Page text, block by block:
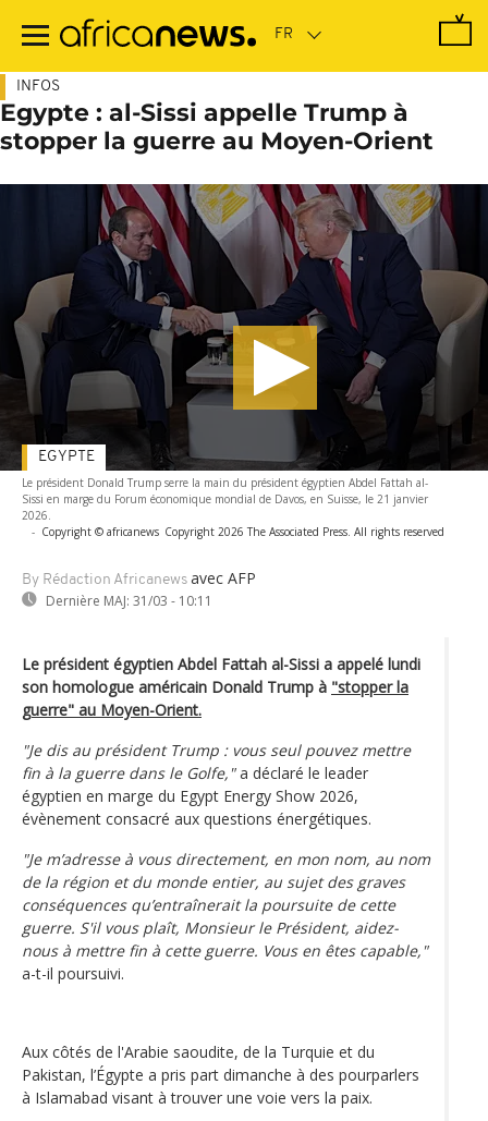
contenu
INFOS
Egypte : al-Sissi appelle Trump à
stopper la guerre au Moyen-Orient
Le président Donald Trump serre la main du président égyptien Abdel Fattah al-
Sissi en marge du Forum économique mondial de Davos, en Suisse, le 21 janvier
2026.
- Copyright © africanews Copyright 2026 The Associated Press. All rights reserved
By Rédaction Africanews avec AFP
Dernière MAJ: 31/03 - 10:11
EGYPTE
Le président égyptien Abdel Fattah al-Sissi a appelé lundi
son homologue américain Donald Trump à "stopper la
guerre" au Moyen-Orient.
"Je dis au président Trump : vous seul pouvez mettre
fin à la guerre dans le Golfe,"a déclaré le leader
égyptien en marge du Egypt Energy Show 2026,
évènement consacré aux questions énergétiques.
"Je m’adresse à vous directement, en mon nom, au nom
de la région et du monde entier, au sujet des graves
conséquences qu’entraînerait la poursuite de cette
guerre. S'il vous plaît, Monsieur le Président, aidez-
nous à mettre fin à cette guerre. Vous en êtes capable,"
a-t-il poursuivi.
Aux côtés de l'Arabie saoudite, de la Turquie et du
Pakistan, l’Égypte a pris part dimanche à des pourparlers
à Islamabad visant à trouver une voie vers la paix.